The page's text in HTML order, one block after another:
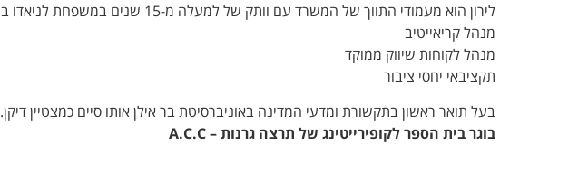
לירון הוא מעמודי התווך של המשרד עם וותק של למעלה מ-15 שנים במשפחת לניאדו בהם ממלא מגוון תפקידים –
מנהל קריאייטיב
מנהל לקוחות שיווק ממוקד
תקציבאי יחסי ציבור
בעל תואר ראשון בתקשורת ומדעי המדינה באוניברסיטת בר אילן אותו סיים כמצטיין דיקן.
בוגר בית הספר לקופירייטינג של תרצה גרנות –A.C.C